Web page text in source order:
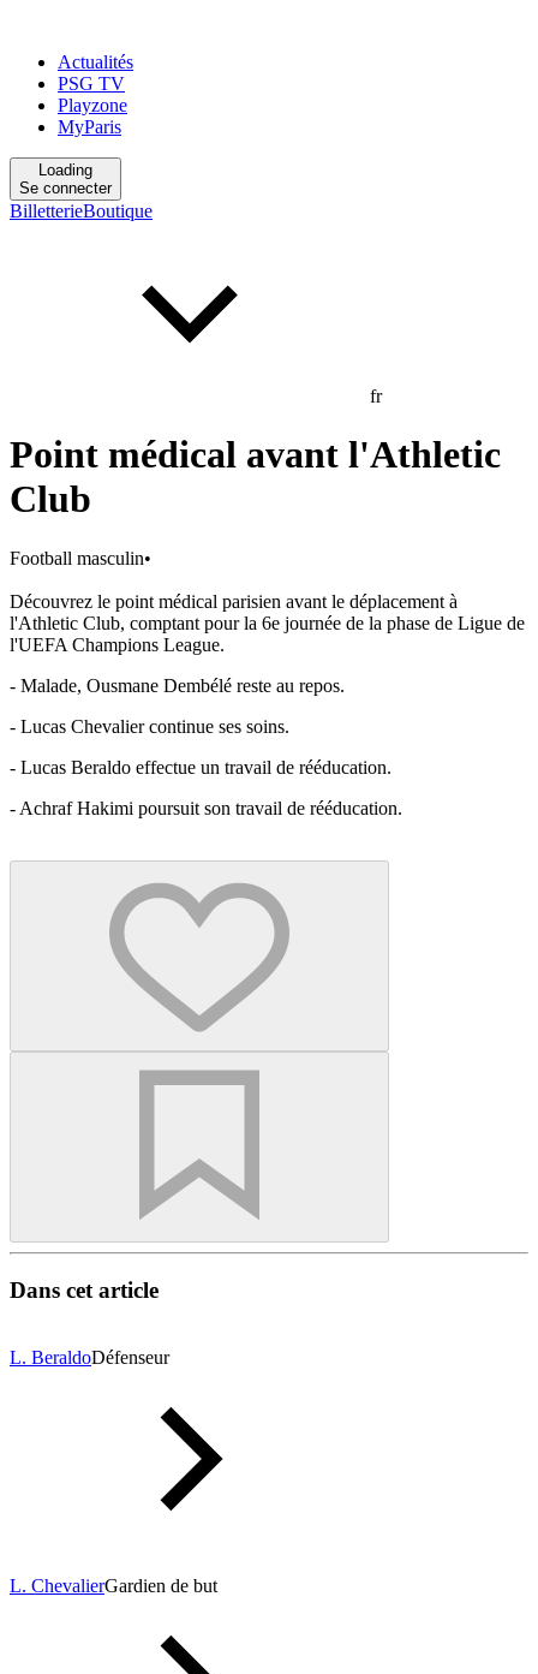
Actualités
PSG TV
Playzone
MyParis
Loading
Se connecter
BilletterieBoutique
fr
Point médical avant l'Athletic
Club
Football masculin•
Découvrez le point médical parisien avant le déplacement à
l'Athletic Club, comptant pour la 6e journée de la phase de Ligue de
l'UEFA Champions League.
- Malade, Ousmane Dembélé reste au repos.
- Lucas Chevalier continue ses soins.
- Lucas Beraldo effectue un travail de rééducation.
- ⁠Achraf Hakimi poursuit son travail de rééducation.
Dans cet article
L. BeraldoDéfenseur
L. ChevalierGardien de but